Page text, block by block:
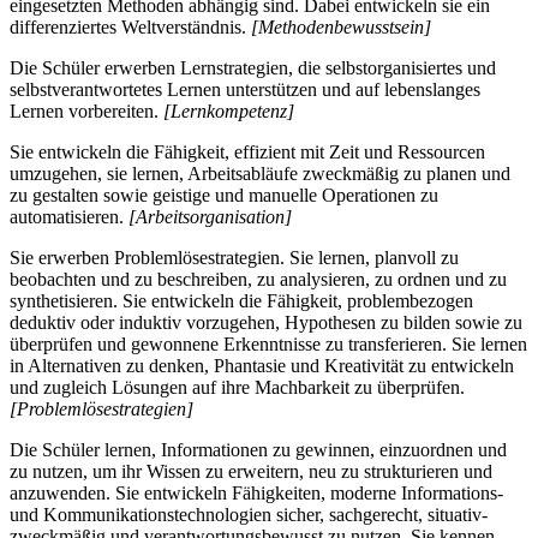
eingesetzten Methoden abhängig sind. Dabei entwickeln sie ein
differenziertes Weltverständnis. [Methodenbewusstsein]
Die Schüler erwerben Lernstrategien, die selbstorganisiertes und
selbstverantwortetes Lernen unterstützen und auf lebenslanges
Lernen vorbereiten. [Lernkompetenz]
Sie entwickeln die Fähigkeit, effizient mit Zeit und Ressourcen
umzugehen, sie lernen, Arbeitsabläufe zweckmäßig zu planen und
zu gestalten sowie geistige und manuelle Operationen zu
automatisieren. [Arbeitsorganisation]
Sie erwerben Problemlösestrategien. Sie lernen, planvoll zu
beobachten und zu beschreiben, zu analysieren, zu ordnen und zu
synthetisieren. Sie entwickeln die Fähigkeit, problembezogen
deduktiv oder induktiv vorzugehen, Hypothesen zu bilden sowie zu
überprüfen und gewonnene Erkenntnisse zu transferieren. Sie lernen
in Alternativen zu denken, Phantasie und Kreativität zu entwickeln
und zugleich Lösungen auf ihre Machbarkeit zu überprüfen.
[Problemlösestrategien]
Die Schüler lernen, Informationen zu gewinnen, einzuordnen und
zu nutzen, um ihr Wissen zu erweitern, neu zu strukturieren und
anzuwenden. Sie entwickeln Fähigkeiten, moderne Informations-
und Kommunikationstechnologien sicher, sachgerecht, situativ-